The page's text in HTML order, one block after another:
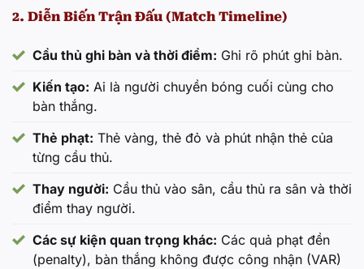
Chile Cup
Wanderers
2. Diễn Biến Trận Đấu (Match Timeline)
Cầu thủ ghi bàn và thời điểm: Ghi rõ phút ghi bàn.
Kiến tạo: Ai là người chuyền bóng cuối cùng cho
bàn thắng.
Thẻ phạt: Thẻ vàng, thẻ đỏ và phút nhận thẻ của
từng cầu thủ.
Thay người: Cầu thủ vào sân, cầu thủ ra sân và thời
điểm thay người.
Các sự kiện quan trọng khác: Các quả phạt đền
(penalty), bàn thắng không được công nhận (VAR)